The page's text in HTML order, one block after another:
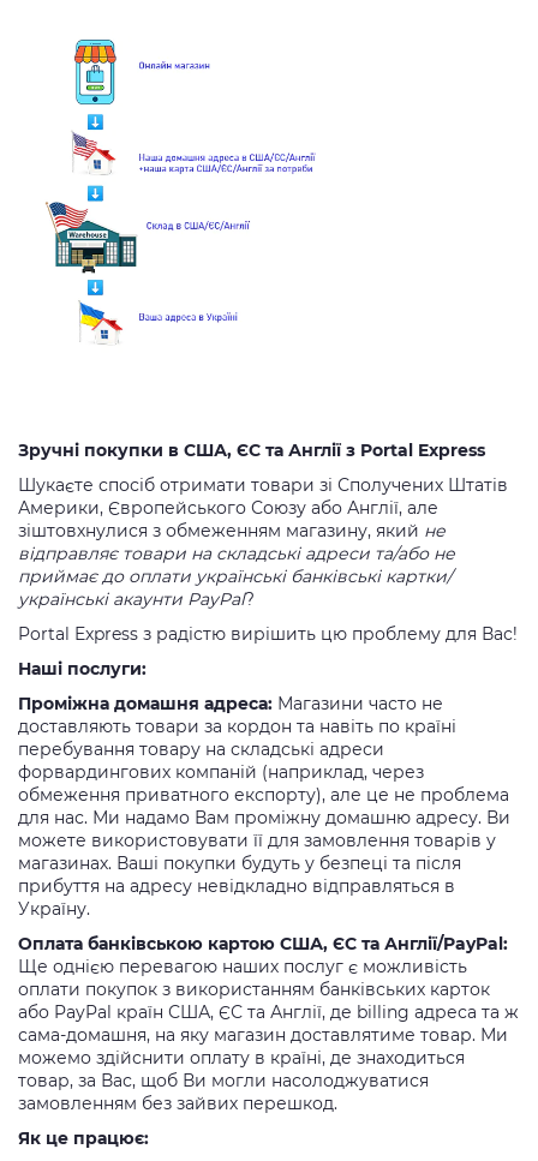
Зручні покупки в США, ЄС та Англії з Portal Express
Шукаєте спосіб отримати товари зі Сполучених Штатів
Америки, Європейського Союзу або Англії, але
зіштовхнулися з обмеженням магазину, який не
відправляє товари на складські адреси та/або не
приймає до оплати українські банківські картки/
українські акаунти PayPal?
Portal Express з радістю вирішить цю проблему для Вас!
Наші послуги:
Проміжна домашня адреса: Магазини часто не
доставляють товари за кордон та навіть по країні
перебування товару на складські адреси
форвардингових компаній (наприклад, через
обмеження приватного експорту), але це не проблема
для нас. Ми надамо Вам проміжну домашню адресу. Ви
можете використовувати її для замовлення товарів у
магазинах. Ваші покупки будуть у безпеці та після
прибуття на адресу невідкладно відправляться в
Україну.
Оплата банківською картою США, ЄС та Англії/PayPal:
Ще однією перевагою наших послуг є можливість
оплати покупок з використанням банківських карток
або PayPal країн США, ЄС та Англії, де billing адреса та ж
сама-домашня, на яку магазин доставлятиме товар. Ми
можемо здійснити оплату в країні, де знаходиться
товар, за Вас, щоб Ви могли насолоджуватися
замовленням без зайвих перешкод.
Як це працює: